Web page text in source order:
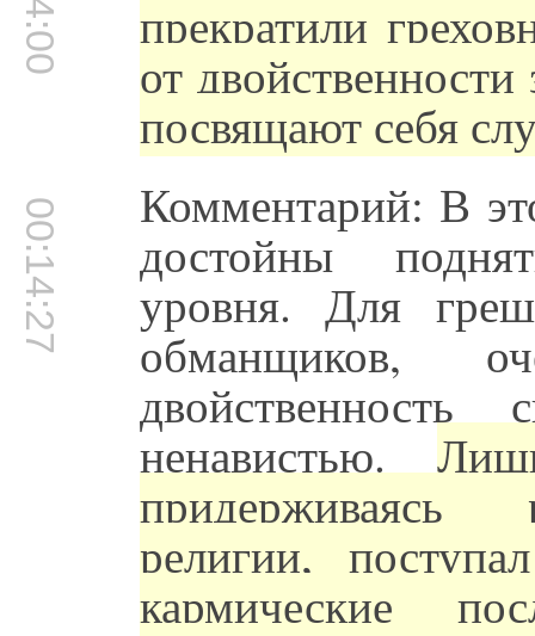
прекратили
от
посвящают себя
00:14:27 Комментарий: В
достойны
уровня. Для
обманщиков,
ненавистью.
придерживаясь
религии,
кармические